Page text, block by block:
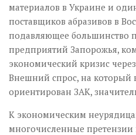
материалов в Украине и
поставщиков абразивов в
подавляющее
предприятий Запорожья,
экономический кризис
Внешний спрос, на который
ориентирован ЗАК,
К экономическим
многочисленные